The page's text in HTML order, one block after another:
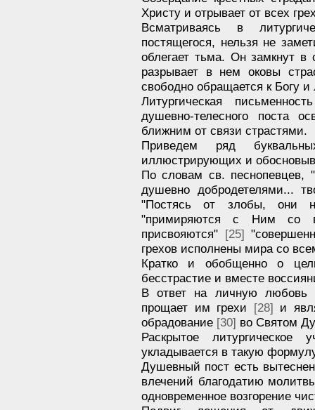
Христу и отрывает от всех
Всматриваясь в
постящегося, нельзя не
облегает тьма. Он замкнут в
разрывает в нем оковы
свободно обращается к Богу
Литургическая
душевно-телесного поста
ближним от связи страстями.
Приведем ряд
иллюстрирующих и
По словам св. песнопевцев,
душевно добродетелями...
"Постясь от злобы, они
"примиряются с Ним со
присвояются" [25]
грехов исполнены мира со
Кратко и обобщенно о
бесстрастие и вместе
В ответ на личную любовь
прощает им грехи [28] и
обрадование [30] во Святом
Раскрытое
укладывается в такую
Душевный пост есть
влечений благодатию
одновременное возгорение